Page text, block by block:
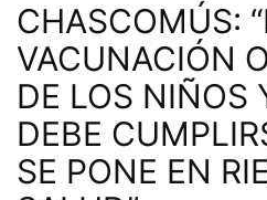
CHASCOMÚS:
VACUNACIÓN
DE LOS NIÑOS
DEBE
SE PONE EN